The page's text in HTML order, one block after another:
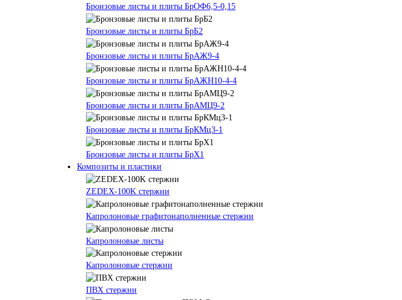
Бронзовые листы и плиты БрОФ6,5-0,15
Бронзовые листы и плиты БрБ2
Бронзовые листы и плиты БрАЖ9-4
Бронзовые листы и плиты БрАЖН10-4-4
Бронзовые листы и плиты БрАМЦ9-2
Бронзовые листы и плиты БрКМц3-1
Бронзовые листы и плиты БрХ1
Композиты и пластики
ZEDEX-100K стержни
Капролоновые графитонаполненные стержни
Капролоновые листы
Капролоновые стержни
ПВХ стержни